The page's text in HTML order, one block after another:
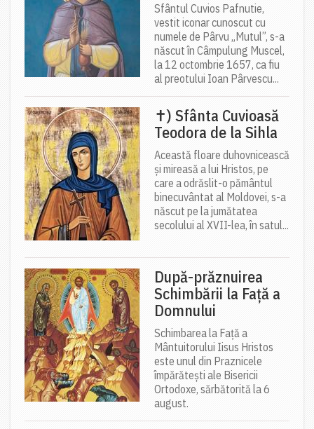
Sfântul Cuvios Pafnutie,
vestit iconar cunoscut cu
numele de Pârvu „Mutul”, s-a
născut în Câmpulung Muscel,
la 12 octombrie 1657, ca fiu
al preotului Ioan Pârvescu...
✝) Sfânta Cuvioasă
Teodora de la Sihla
Această floare duhovnicească
și mireasă a lui Hristos, pe
care a odrăslit-o pământul
binecuvântat al Moldovei, s-a
născut pe la jumătatea
secolului al XVII-lea, în satul...
După-prăznuirea
Schimbării la Față a
Domnului
Schimbarea la Față a
Mântuitorului Iisus Hristos
este unul din Praznicele
împărătești ale Bisericii
Ortodoxe, sărbătorită la 6
august.